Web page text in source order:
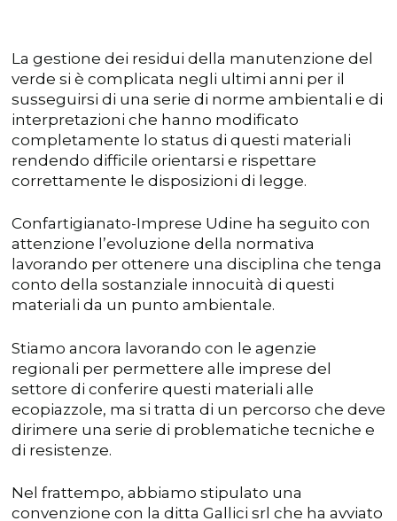
La gestione dei residui della manutenzione del
verde si è complicata negli ultimi anni per il
susseguirsi di una serie di norme ambientali e di
interpretazioni che hanno modificato
completamente lo status di questi materiali
rendendo difficile orientarsi e rispettare
correttamente le disposizioni di legge.
Confartigianato-Imprese Udine ha seguito con
attenzione l’evoluzione della normativa
lavorando per ottenere una disciplina che tenga
conto della sostanziale innocuità di questi
materiali da un punto ambientale.
Stiamo ancora lavorando con le agenzie
regionali per permettere alle imprese del
settore di conferire questi materiali alle
ecopiazzole, ma si tratta di un percorso che deve
dirimere una serie di problematiche tecniche e
di resistenze.
Nel frattempo, abbiamo stipulato una
convenzione con la ditta Gallici srl che ha avviato